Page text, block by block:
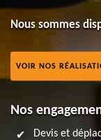
Nous sommes
VOIR NOS
Nos
Devis et